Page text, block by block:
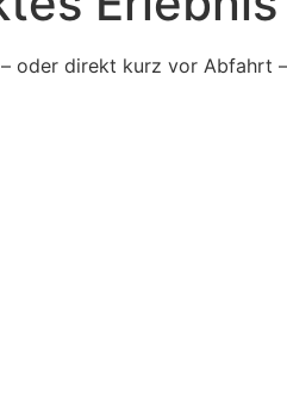
oder direkt kurz vor Abfahrt